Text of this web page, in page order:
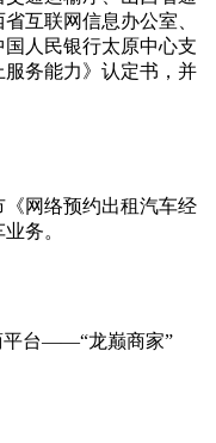
联网信息办公室、
人民银行太原中心支
务能力》认定书，并
网络预约出租汽车经
务。
平台——“龙巅商家”